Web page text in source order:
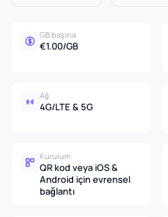
GB başına
€1.00/GB
Ağ
4G/LTE & 5G
Kurulum
QR kod veya iOS &
Android için evrensel
bağlantı